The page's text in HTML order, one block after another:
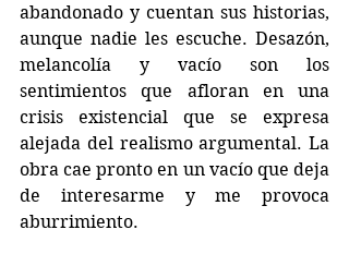
abandonado y cuentan sus historias,
aunque nadie les escuche. Desazón,
melancolía y vacío son los
sentimientos que afloran en una
crisis existencial que se expresa
alejada del realismo argumental. La
obra cae pronto en un vacío que deja
de interesarme y me provoca
aburrimiento.